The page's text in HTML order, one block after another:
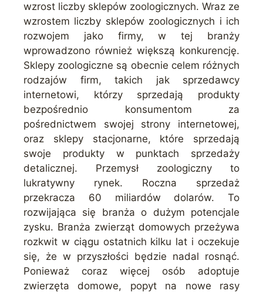
wzrost liczby sklepów zoologicznych. Wraz ze
wzrostem liczby sklepów zoologicznych i ich
rozwojem jako firmy, w tej branży
wprowadzono również większą konkurencję.
Sklepy zoologiczne są obecnie celem różnych
rodzajów firm, takich jak sprzedawcy
internetowi, którzy sprzedają produkty
bezpośrednio konsumentom za
pośrednictwem swojej strony internetowej,
oraz sklepy stacjonarne, które sprzedają
swoje produkty w punktach sprzedaży
detalicznej. Przemysł zoologiczny to
lukratywny rynek. Roczna sprzedaż
przekracza 60 miliardów dolarów. To
rozwijająca się branża o dużym potencjale
zysku. Branża zwierząt domowych przeżywa
rozkwit w ciągu ostatnich kilku lat i oczekuje
się, że w przyszłości będzie nadal rosnąć.
Ponieważ coraz więcej osób adoptuje
zwierzęta domowe, popyt na nowe rasy